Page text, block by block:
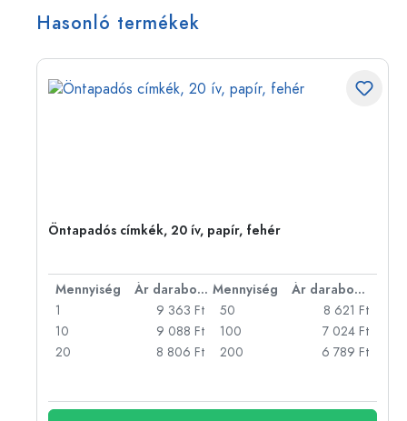
Hasonló termékek
Öntapadós címkék, 20 ív, papír, fehér
Mennyiség Ár darabonként Mennyiség
Ár darabonként
1
9 363 Ft
10
9 088 Ft
20
8 806 Ft
50
8 621 Ft
100
7 024 Ft
200
6 789 Ft